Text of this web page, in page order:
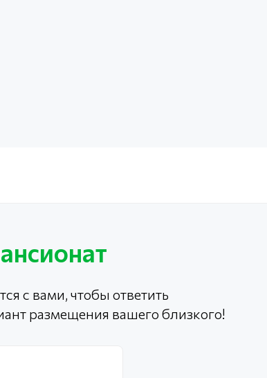
с вами, чтобы ответить
размещения вашего близкого!